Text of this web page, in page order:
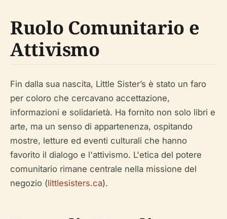
Ruolo Comunitario e
Attivismo
Fin dalla sua nascita, Little Sister’s è stato un faro
per coloro che cercavano accettazione,
informazioni e solidarietà. Ha fornito non solo libri e
arte, ma un senso di appartenenza, ospitando
mostre, letture ed eventi culturali che hanno
favorito il dialogo e l'attivismo. L'etica del potere
comunitario rimane centrale nella missione del
negozio (littlesisters.ca).